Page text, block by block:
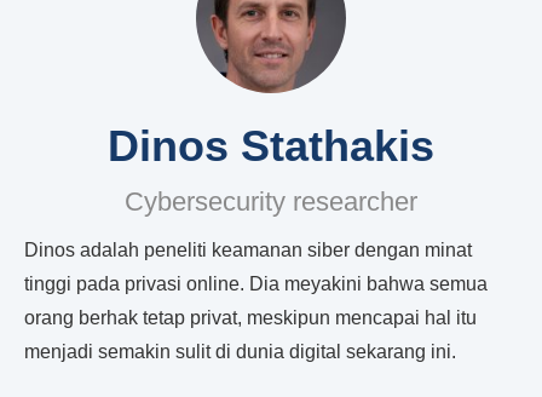
Dinos Stathakis
Cybersecurity researcher
Dinos adalah peneliti keamanan siber dengan minat
tinggi pada privasi online. Dia meyakini bahwa semua
orang berhak tetap privat, meskipun mencapai hal itu
menjadi semakin sulit di dunia digital sekarang ini.